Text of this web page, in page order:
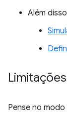
Além
Limitações
Pense no